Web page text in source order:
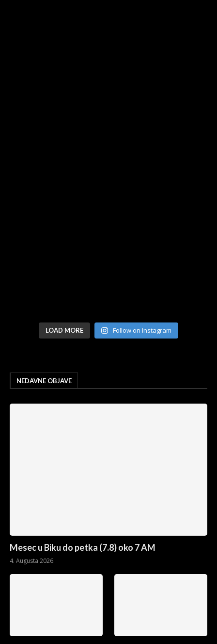
LOAD MORE Follow on Instagram
NEDAVNE OBJAVE
Mesec u Biku do petka (7.8) oko 7 AM
4. Augusta 2026.